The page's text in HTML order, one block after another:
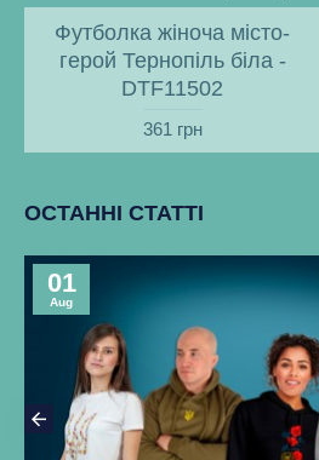
Футболка жіноча місто-
герой Тернопіль біла -
DTF11502
361 грн
ОСТАННІ СТАТТІ
01
Aug